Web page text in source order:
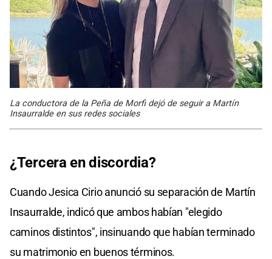
La conductora de la Peña de Morfi dejó de seguir a Martín
Insaurralde en sus redes sociales
¿Tercera en discordia?
Cuando Jesica Cirio anunció su separación de Martín
Insaurralde, indicó que ambos habían "elegido
caminos distintos", insinuando que habían terminado
su matrimonio en buenos términos.